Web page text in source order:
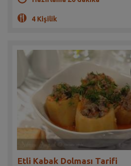
4 Kişilik
Etli Kabak Dolması Tarifi